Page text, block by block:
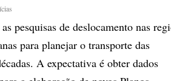
pesquisas de deslocamento nas
para planejar o transporte das
A expectativa é obter dados